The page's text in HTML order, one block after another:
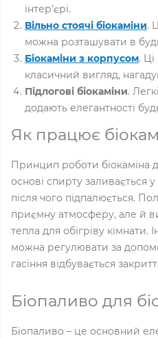
інтер’єрі.
Вільно стоячі біокаміни.
можна розташувати в
Біокаміни з корпусом.
класичний вигляд,
Підлогові біокаміни.
додають елегантності
Як працює
Принцип роботи біокаміна
основі спирту заливається
після чого підпалюється.
приємну атмосферу, але й
тепла для обігріву кімнати.
можна регулювати за
гасіння відбувається
Біопаливо для
Біопаливо – це основний